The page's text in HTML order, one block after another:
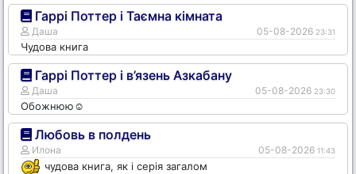
Гаррі Поттер і Таємна кімната
Даша 05-08-2026 23:31
Чудова книга
Гаррі Поттер і в’язень Азкабану
Даша 05-08-2026 23:30
Обожнюю☺️
Любовь в полдень
Илона 05-08-2026 11:43
чудова книга, як і серія загалом